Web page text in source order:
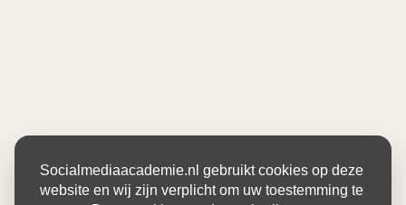
Socialmediaacademie.nl gebruikt cookies op deze
website en wij zijn verplicht om uw toestemming te